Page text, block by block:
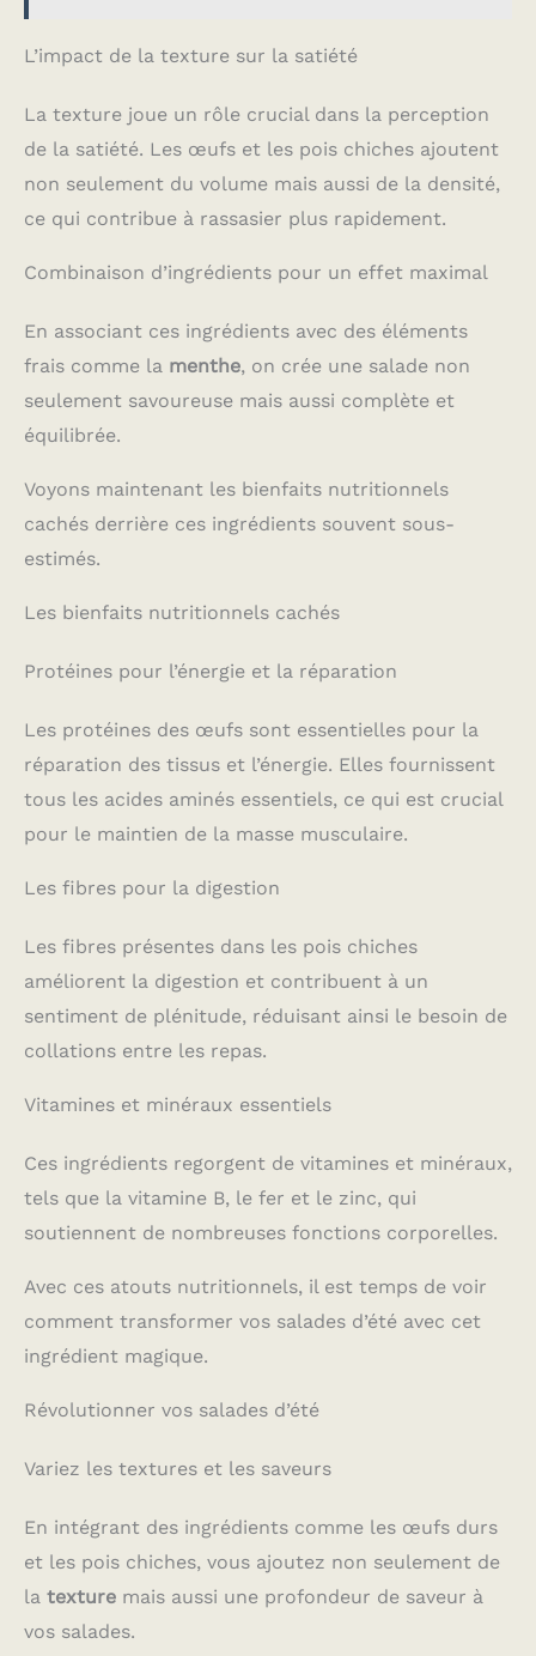
L’impact de la texture sur la satiété
La texture joue un rôle crucial dans la perception
de la satiété. Les œufs et les pois chiches ajoutent
non seulement du volume mais aussi de la densité,
ce qui contribue à rassasier plus rapidement.
Combinaison d’ingrédients pour un effet maximal
En associant ces ingrédients avec des éléments
frais comme la menthe, on crée une salade non
seulement savoureuse mais aussi complète et
équilibrée.
Voyons maintenant les bienfaits nutritionnels
cachés derrière ces ingrédients souvent sous-
estimés.
Les bienfaits nutritionnels cachés
Protéines pour l’énergie et la réparation
Les protéines des œufs sont essentielles pour la
réparation des tissus et l’énergie. Elles fournissent
tous les acides aminés essentiels, ce qui est crucial
pour le maintien de la masse musculaire.
Les fibres pour la digestion
Les fibres présentes dans les pois chiches
améliorent la digestion et contribuent à un
sentiment de plénitude, réduisant ainsi le besoin de
collations entre les repas.
Vitamines et minéraux essentiels
Ces ingrédients regorgent de vitamines et minéraux,
tels que la vitamine B, le fer et le zinc, qui
soutiennent de nombreuses fonctions corporelles.
Avec ces atouts nutritionnels, il est temps de voir
comment transformer vos salades d’été avec cet
ingrédient magique.
Révolutionner vos salades d’été
Variez les textures et les saveurs
En intégrant des ingrédients comme les œufs durs
et les pois chiches, vous ajoutez non seulement de
la texture mais aussi une profondeur de saveur à
vos salades.